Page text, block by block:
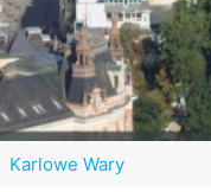
Karlowe Wary